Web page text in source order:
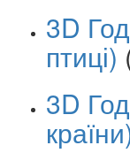
3D
птиці)
3D